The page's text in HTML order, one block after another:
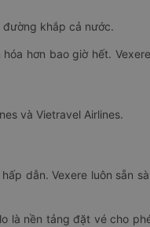
khắp cả nước.
hơn bao giờ hết.
và Vietravel Airlines.
dẫn. Vexere luôn sẵn
là nền tảng đặt vé cho